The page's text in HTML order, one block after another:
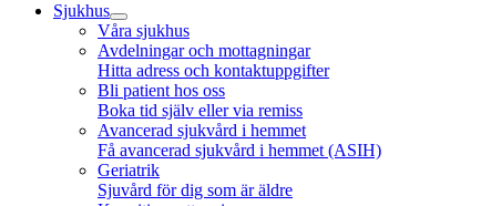
Sjukhus
Våra sjukhus
Avdelningar och mottagningar
Hitta adress och kontaktuppgifter
Bli patient hos oss
Boka tid själv eller via remiss
Avancerad sjukvård i hemmet
Få avancerad sjukvård i hemmet (ASIH)
Geriatrik
Sjuvård för dig som är äldre